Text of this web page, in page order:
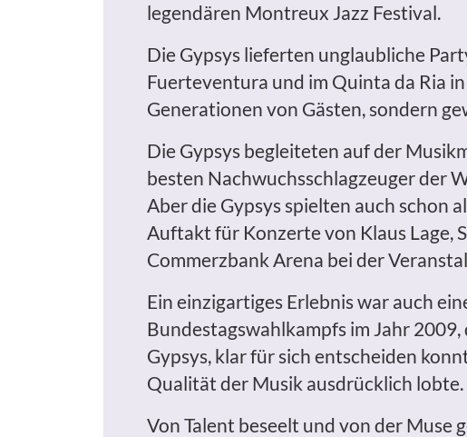
legendären Montreux Jazz Festival.
Die Gypsys lieferten unglaubliche
Fuerteventura und im Quinta da Ria
Generationen von Gästen, sondern
Die Gypsys begleiteten auf der
besten Nachwuchsschlagzeuger der
Aber die Gypsys spielten auch schon
Auftakt für Konzerte von Klaus Lage,
Commerzbank Arena bei der
Ein einzigartiges Erlebnis war auch
Bundestagswahlkampfs im Jahr
Gypsys, klar für sich entscheiden
Qualität der Musik ausdrücklich lobte.
Von Talent beseelt und von der Muse